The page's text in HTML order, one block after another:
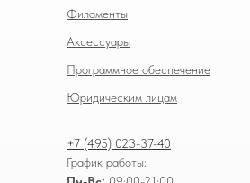
Филаменты
Аксессуары
Программное обеспечение
Юридическим лицам
+7 (495) 023-37-40
График работы: